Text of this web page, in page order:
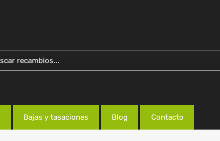
Bajas y tasaciones Blog Contacto